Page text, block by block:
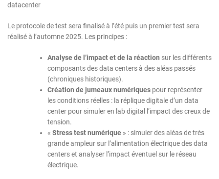
datacenter
Le protocole de test sera finalisé à l’été puis un premier test sera
réalisé à l’automne 2025. Les principes :
Analyse de l’impact et de la réaction sur les différents
composants des data centers à des aléas passés
(chroniques historiques).
Création de jumeaux numériques pour représenter
les conditions réelles : la réplique digitale d’un data
center pour simuler en lab digital l’impact des creux de
tension.
« Stress test numérique » : simuler des aléas de très
grande ampleur sur l’alimentation électrique des data
centers et analyser l’impact éventuel sur le réseau
électrique.